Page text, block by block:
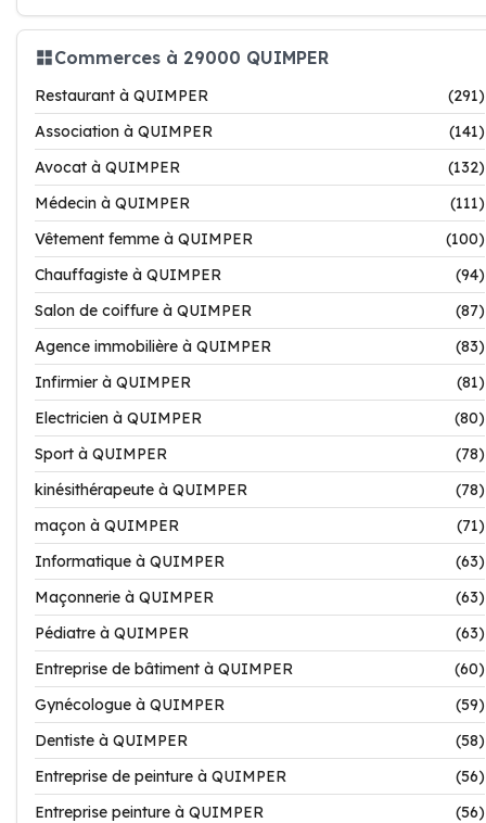
Commerces à 29000 QUIMPER
Restaurant à QUIMPER
(291)
Association à QUIMPER
(141)
Avocat à QUIMPER
(132)
Médecin à QUIMPER
(111)
Vêtement femme à QUIMPER
(100)
Chauffagiste à QUIMPER
(94)
Salon de coiffure à QUIMPER
(87)
Agence immobilière à QUIMPER
(83)
Infirmier à QUIMPER
(81)
Electricien à QUIMPER
(80)
Sport à QUIMPER
(78)
kinésithérapeute à QUIMPER
(78)
maçon à QUIMPER
(71)
Informatique à QUIMPER
(63)
Maçonnerie à QUIMPER
(63)
Pédiatre à QUIMPER
(63)
Entreprise de bâtiment à QUIMPER
(60)
Gynécologue à QUIMPER
(59)
Dentiste à QUIMPER
(58)
Entreprise de peinture à QUIMPER
(56)
Entreprise peinture à QUIMPER
(56)